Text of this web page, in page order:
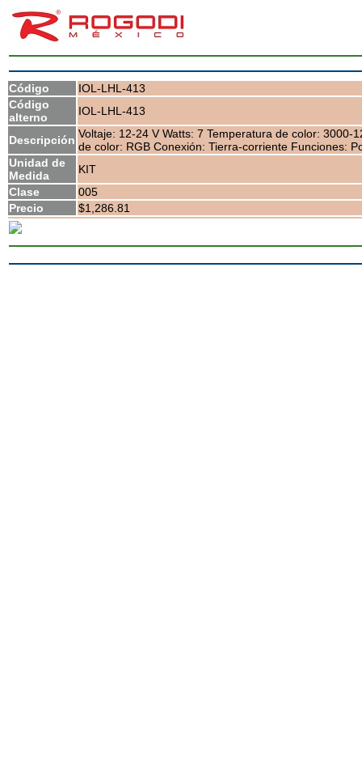
Código
IOL-LHL-413
Código
alterno
IOL-LHL-413
Descripción Voltaje: 12-24 V Watts: 7 Temperatura de color:
de color: RGB Conexión: Tierra-corriente Funciones:
Unidad de
Medida
KIT
Clase
005
Precio
$1,286.81